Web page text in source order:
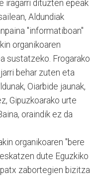
iragarri dituzten epeak
Aldundiak
"informatiboan"
organikoaren
sustatzeko. Frogarako
behar zuten eta
Oiarbide jaunak,
Gipuzkoarako urte
oraindik ez da
organikoaren "bere
dute Eguzkiko
zabortegien bizitza